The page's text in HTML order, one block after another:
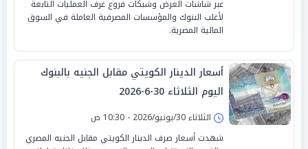
عبر شاشات العرض وشبكات فروع غرف العمليات التابعة
لأغلب البنوك والمؤسسات المصرفية العاملة في السوق
المالية المصرية.
أسعار الدينار الكويتي مقابل الجنيه بالبنوك
اليوم الثلاثاء 30-6-2026
الثلاثاء 30/يونيو/2026 - 10:30 ص
شهدت أسعار صرف الدينار الكويتي مقابل الجنيه المصري